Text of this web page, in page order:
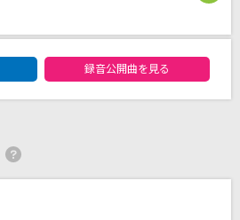
録音公開曲を見る